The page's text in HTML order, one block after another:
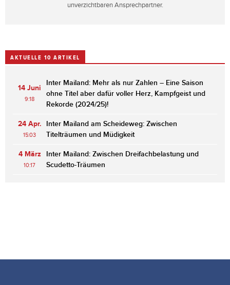
unverzichtbaren Ansprechpartner.
AKTUELLE 10 ARTIKEL
14 Juni
9:18
Inter Mailand: Mehr als nur Zahlen – Eine Saison
ohne Titel aber dafür voller Herz, Kampfgeist und
Rekorde (2024/25)!
24 Apr.
15:03
Inter Mailand am Scheideweg: Zwischen
Titelträumen und Müdigkeit
4 März
10:17
Inter Mailand: Zwischen Dreifachbelastung und
Scudetto-Träumen